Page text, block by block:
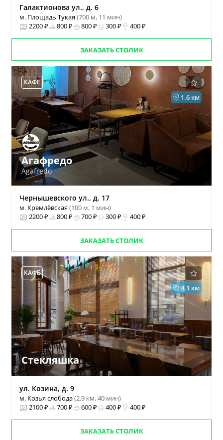
Галактионова ул., д. 6
м. Площадь Тукая(700 м, 11 мин)
2200 ₽
800 ₽ 800 ₽ 300 ₽ 400 ₽
ЗАКАЗАТЬ СТОЛИК
КАФЕ
1.6 км
Агафредо
Agafredo
Чернышевского ул., д. 17
м. Кремлёвская(100 м, 1 мин)
2200 ₽
800 ₽ 700 ₽ 300 ₽ 400 ₽
ЗАКАЗАТЬ СТОЛИК
КАФЕ
4.1 км
Стекляшка
ул. Козина, д. 9
м. Козья слобода(2.9 км, 40 мин)
2100 ₽
700 ₽ 600 ₽ 400 ₽ 400 ₽
ЗАКАЗАТЬ СТОЛИК